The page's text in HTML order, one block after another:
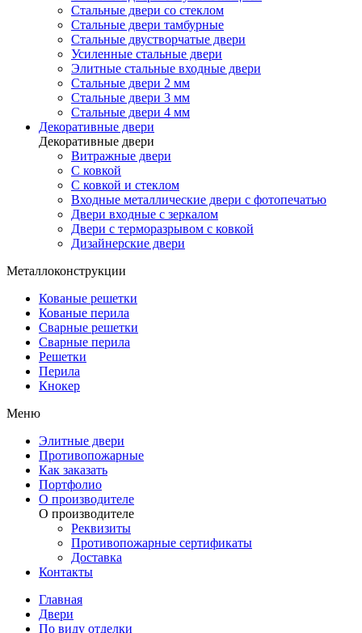
Стальные двери со стеклом
Стальные двери тамбурные
Стальные двустворчатые двери
Усиленные стальные двери
Элитные стальные входные двери
Стальные двери 2 мм
Стальные двери 3 мм
Стальные двери 4 мм
Декоративные двери
Декоративные двери
Витражные двери
С ковкой
С ковкой и стеклом
Входные металлические двери с фотопечатью
Двери входные с зеркалом
Двери с терморазрывом с ковкой
Дизайнерские двери
Металлоконструкции
Кованые решетки
Кованые перила
Сварные решетки
Сварные перила
Решетки
Перила
Кнокер
Меню
Элитные двери
Противопожарные
Как заказать
Портфолио
О производителе
О производителе
Реквизиты
Противопожарные сертификаты
Доставка
Контакты
Главная
Двери
По виду отделки